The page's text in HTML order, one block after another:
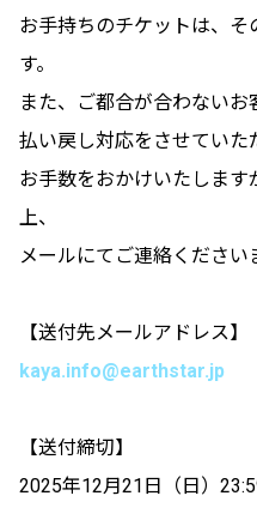
お手持ちのチケットは、
す。
また、ご都合が合わないお
払い戻し対応をさせていた
お手数をおかけいたしま
上、
メールにてご連絡ください
【送付先メールアドレス】
kaya.info@earthstar.jp
【送付締切】
2025年12月21日（日）